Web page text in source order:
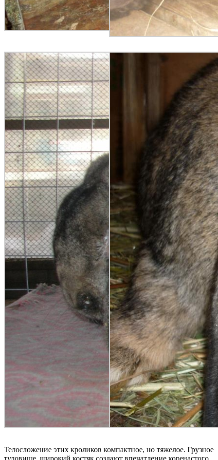
Телосложение этих кроликов компактное, но тяжелое. Грузное
туловище, широкий костяк создают впечатление коренастого